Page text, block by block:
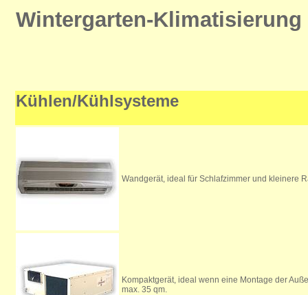
Wintergarten-Klimatisierung
Kühlen/Kühlsysteme
Wandgerät, ideal für Schlafzimmer und kleinere
Kompaktgerät, ideal wenn eine Montage der
max. 35 qm.